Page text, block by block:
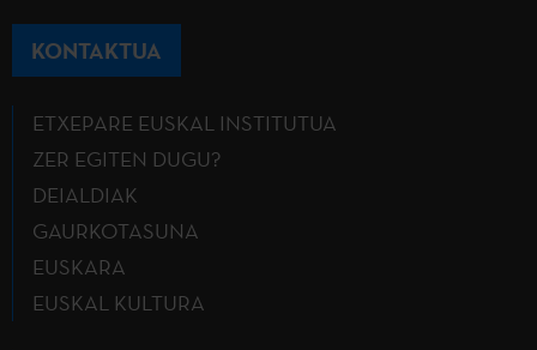
KONTAKTUA
ETXEPARE EUSKAL INSTITUTUA
ZER EGITEN DUGU?
DEIALDIAK
GAURKOTASUNA
EUSKARA
EUSKAL KULTURA